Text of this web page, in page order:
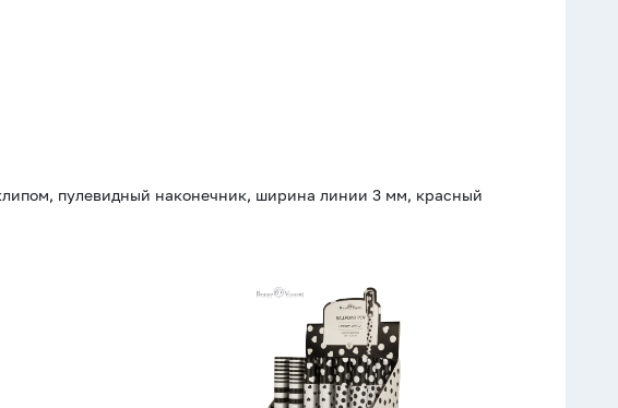
пулевидный наконечник, ширина линии 3 мм, красный